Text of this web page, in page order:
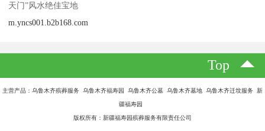
天门”风水绝佳宝地
m.yncs001.b2b168.com
Top
主营产品：乌鲁木齐殡葬服务 乌鲁木齐福寿园 乌鲁木齐公墓 乌鲁木齐墓地 乌鲁木齐迁坟服务 新
疆福寿园
版权所有：新疆福寿园殡葬服务有限责任公司